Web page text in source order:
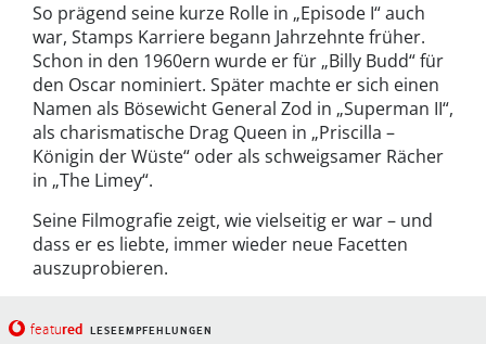
So prägend seine kurze Rolle in „Episode I“ auch
war, Stamps Karriere begann Jahrzehnte früher.
Schon in den 1960ern wurde er für „Billy Budd“ für
den Oscar nominiert. Später machte er sich einen
Namen als Bösewicht General Zod in „Superman II“,
als charismatische Drag Queen in „Priscilla –
Königin der Wüste“ oder als schweigsamer Rächer
in „The Limey“.
Seine Filmografie zeigt, wie vielseitig er war – und
dass er es liebte, immer wieder neue Facetten
auszuprobieren.
featured LESEEMPFEHLUNGEN